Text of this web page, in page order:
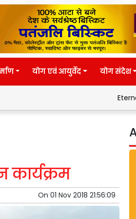
योग एवं आयुर्वेद योग संदेश
On 01 Nov 2018 21:56:09